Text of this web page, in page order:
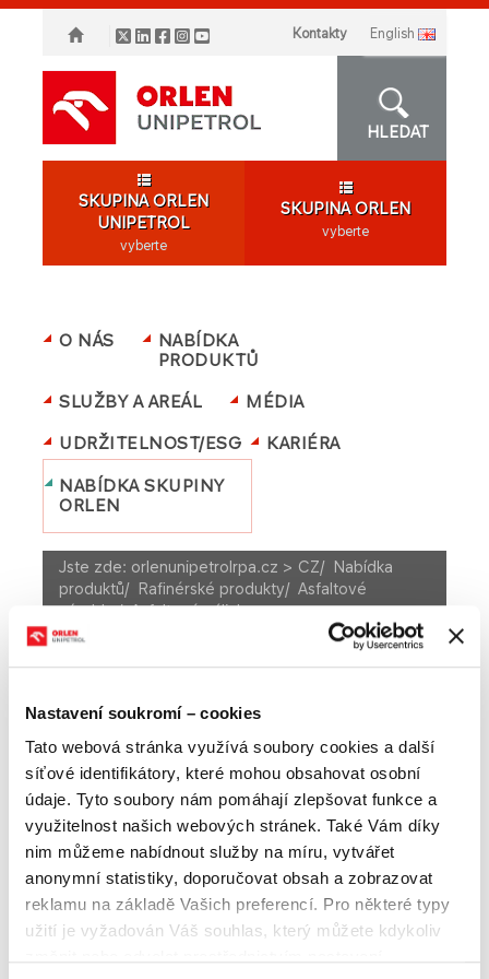
Nastavení soukromí – cookies
Tato webová stránka využívá soubory cookies a další
síťové identifikátory, které mohou obsahovat osobní
údaje. Tyto soubory nám pomáhají zlepšovat funkce a
využitelnost našich webových stránek. Také Vám díky
nim můžeme nabídnout služby na míru, vytvářet
anonymní statistiky, doporučovat obsah a zobrazovat
reklamu na základě Vašich preferencí. Pro některé typy
užití je vyžadován Váš souhlas, který můžete kdykoliv
Kontakty english
HLEDAT
SKUPINA ORLEN
UNIPETROL
vyberte
SKUPINA ORLEN
vyberte
O NÁS
NABÍDKA
PRODUKTŮ
SLUŽBY A AREÁL
MÉDIA
UDRŽITELNOST/ESG
KARIÉRA
NABÍDKA SKUPINY
ORLEN
Jste zde: orlenunipetrolrpa.cz > CZ/ Nabídka
produktů/ Rafinérské produkty/ Asfaltové
výrobky/Asfaltové zálivky
Velikost textu
A A
NABÍDKA PRODUKTŮ
Rafinérské produkty Pohonné hmoty
Ostatní rafinérské produkty Asfaltové výrobky
Asfaltové emulze
Asfaltové laky
Asfaltové suspenze
Asfaltové tmely
Asfaltové zálivky
Ředěný silniční asfalt
Unipetrol Index Czech (UIC)
Petrochemické produkty